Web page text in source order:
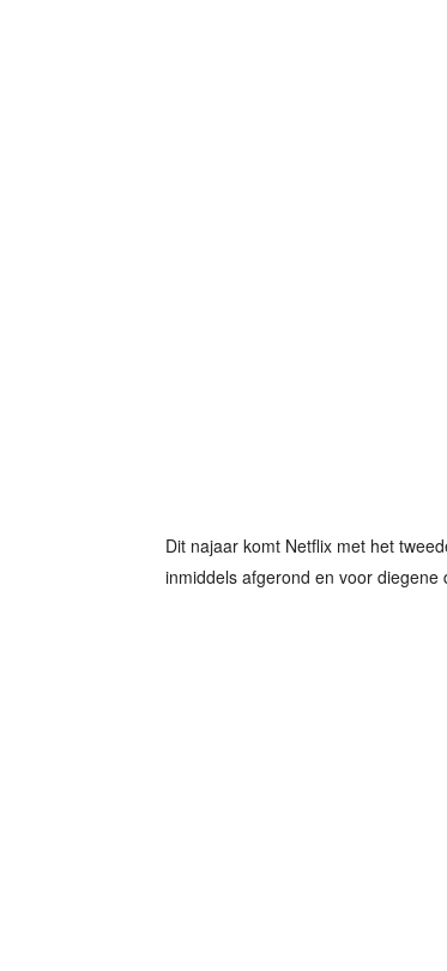
Dit najaar komt Netflix met het
inmiddels afgerond en voor